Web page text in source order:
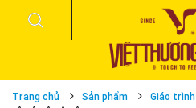
Trang chủ Sản phẩm Giáo trình